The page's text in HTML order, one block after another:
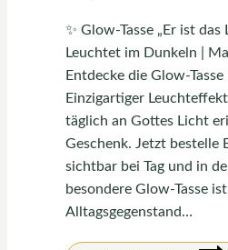
✨ Glow-Tasse „Er ist
Leuchtet im Dunkeln |
Entdecke die Glow-
Einzigartiger
täglich an Gottes Licht
Geschenk. Jetzt bestelle
sichtbar bei Tag und in
besondere Glow-Tasse
Alltagsgegenstand…